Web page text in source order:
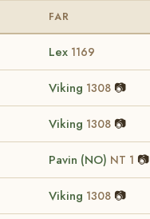
FAR
Lex 1169
Viking 1308 📷
Viking 1308 📷
Pavin (NO) NT 1 📷
Viking 1308 📷